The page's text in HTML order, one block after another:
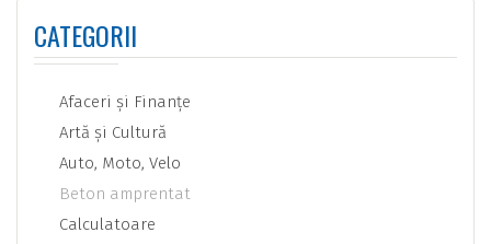
CATEGORII
Afaceri şi Finanţe
Artă şi Cultură
Auto, Moto, Velo
Beton amprentat
Calculatoare